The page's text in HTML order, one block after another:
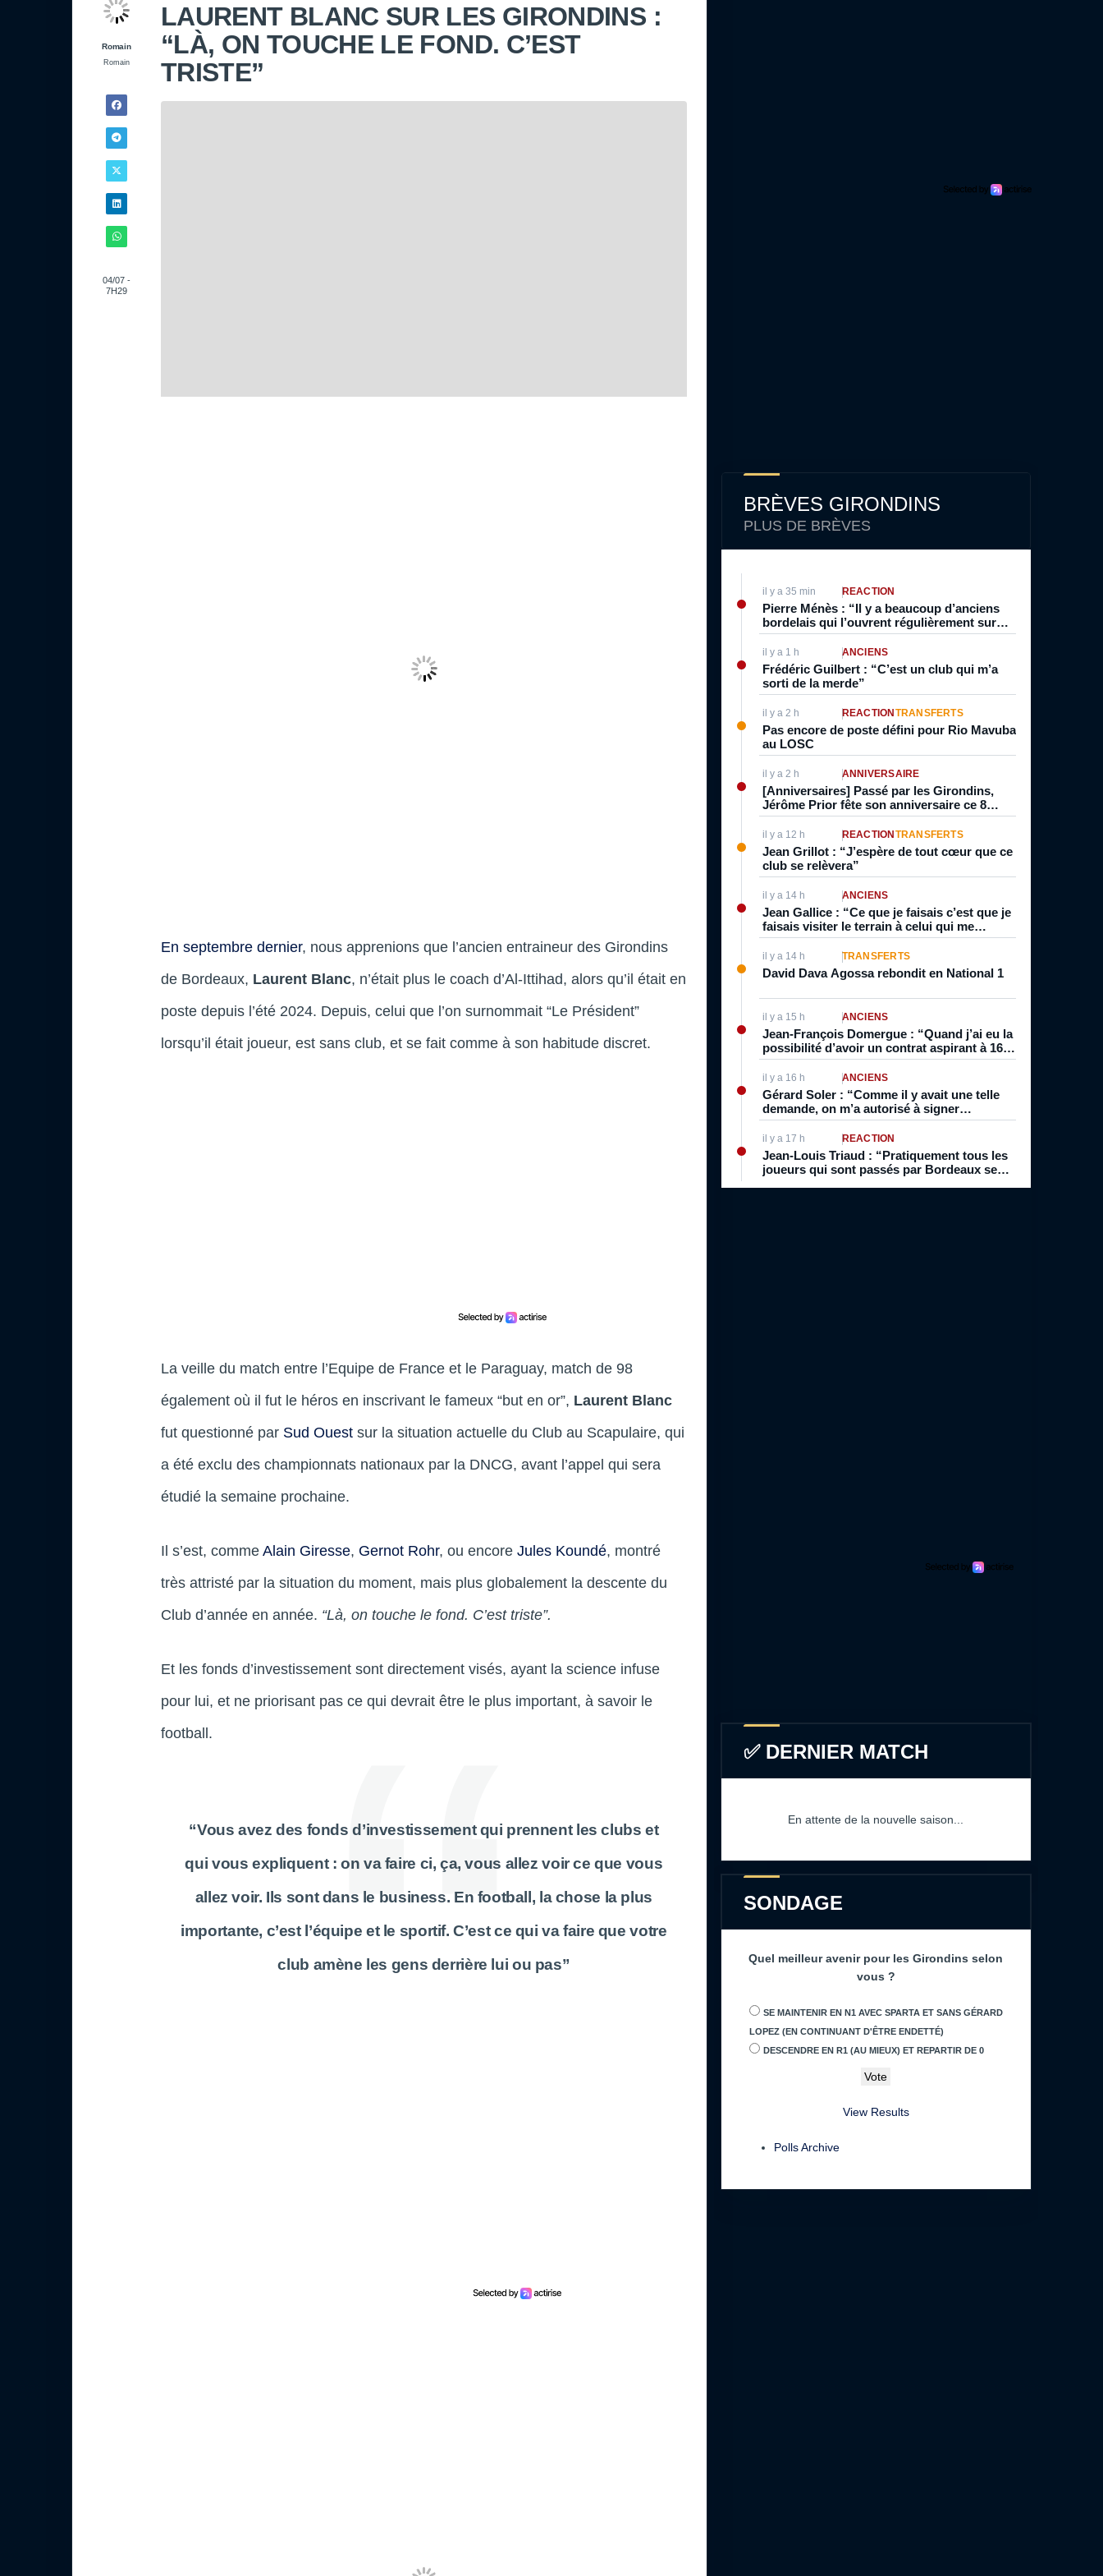
Romain
Romain
04/07 -
7H29
LAURENT BLANC SUR LES GIRONDINS :
“LÀ, ON TOUCHE LE FOND. C’EST
TRISTE”
En septembre dernier, nous apprenions que l’ancien entraineur des Girondins
de Bordeaux, Laurent Blanc, n’était plus le coach d’Al-Ittihad, alors qu’il était en
poste depuis l’été 2024. Depuis, celui que l’on surnommait “Le Président”
lorsqu’il était joueur, est sans club, et se fait comme à son habitude discret.
La veille du match entre l’Equipe de France et le Paraguay, match de 98
également où il fut le héros en inscrivant le fameux “but en or”, Laurent Blanc
fut questionné par Sud Ouest sur la situation actuelle du Club au Scapulaire, qui
a été exclu des championnats nationaux par la DNCG, avant l’appel qui sera
étudié la semaine prochaine.
Il s’est, comme Alain Giresse, Gernot Rohr, ou encore Jules Koundé, montré
très attristé par la situation du moment, mais plus globalement la descente du
Club d’année en année. “Là, on touche le fond. C’est triste”.
Et les fonds d’investissement sont directement visés, ayant la science infuse
pour lui, et ne priorisant pas ce qui devrait être le plus important, à savoir le
football.
“Vous avez des fonds d’investissement qui prennent les clubs et
qui vous expliquent : on va faire ci, ça, vous allez voir ce que vous
allez voir. Ils sont dans le business. En football, la chose la plus
importante, c’est l’équipe et le sportif. C’est ce qui va faire que votre
club amène les gens derrière lui ou pas”
BRÈVES GIRONDINS
PLUS DE BRÈVES
il y a 35 min RÉACTION
Pierre Ménès : “Il y a beaucoup d’anciens
bordelais qui l’ouvrent régulièrement sur
l’avenir du club, et qui ne font jamais rien
pour lui”
il y a 1 h ANCIENS
Frédéric Guilbert : “C’est un club qui m’a
sorti de la merde”
il y a 2 h RÉACTION TRANSFERTS
Pas encore de poste défini pour Rio Mavuba
au LOSC
il y a 2 h ANNIVERSAIRE
[Anniversaires] Passé par les Girondins,
Jérôme Prior fête son anniversaire ce 8
Août. François Remetter et Roger Plante
l’auraient également fêté
il y a 12 h RÉACTION TRANSFERTS
Jean Grillot : “J’espère de tout cœur que ce
club se relèvera”
il y a 14 h ANCIENS
Jean Gallice : “Ce que je faisais c’est que je
faisais visiter le terrain à celui qui me
marquait parce qu’à l’époque c’était souvent
de l’individuel”
il y a 14 h TRANSFERTS
David Dava Agossa rebondit en National 1
il y a 15 h ANCIENS
Jean-François Domergue : “Quand j’ai eu la
possibilité d’avoir un contrat aspirant à 16
ans, inévitablement je pensais à être pro. Je
vivais foot, je dormais foot”
il y a 16 h ANCIENS
Gérard Soler : “Comme il y avait une telle
demande, on m’a autorisé à signer
professionnel directement. Normalement,
on était stagiaire et pro après”
il y a 17 h RÉACTION
Jean-Louis Triaud : “Pratiquement tous les
joueurs qui sont passés par Bordeaux se
✅ DERNIER MATCH
En attente de la nouvelle saison...
SONDAGE
Quel meilleur avenir pour les Girondins selon
vous ?
SE MAINTENIR EN N1 AVEC SPARTA ET SANS GÉRARD
LOPEZ (EN CONTINUANT D'ÊTRE ENDETTÉ)
DESCENDRE EN R1 (AU MIEUX) ET REPARTIR DE 0
View Results
Polls Archive